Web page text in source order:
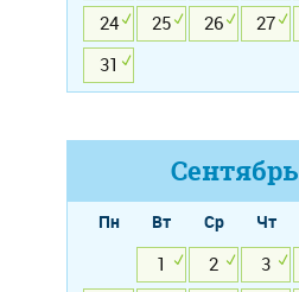
24
25 26 27
31
Сентябрь
Пн Вт Ср Чт
1
2 3